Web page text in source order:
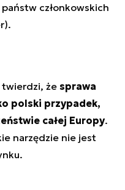
członkowskich
twierdzi, że sprawa
polski przypadek,
całej Europy.
narzędzie nie jest